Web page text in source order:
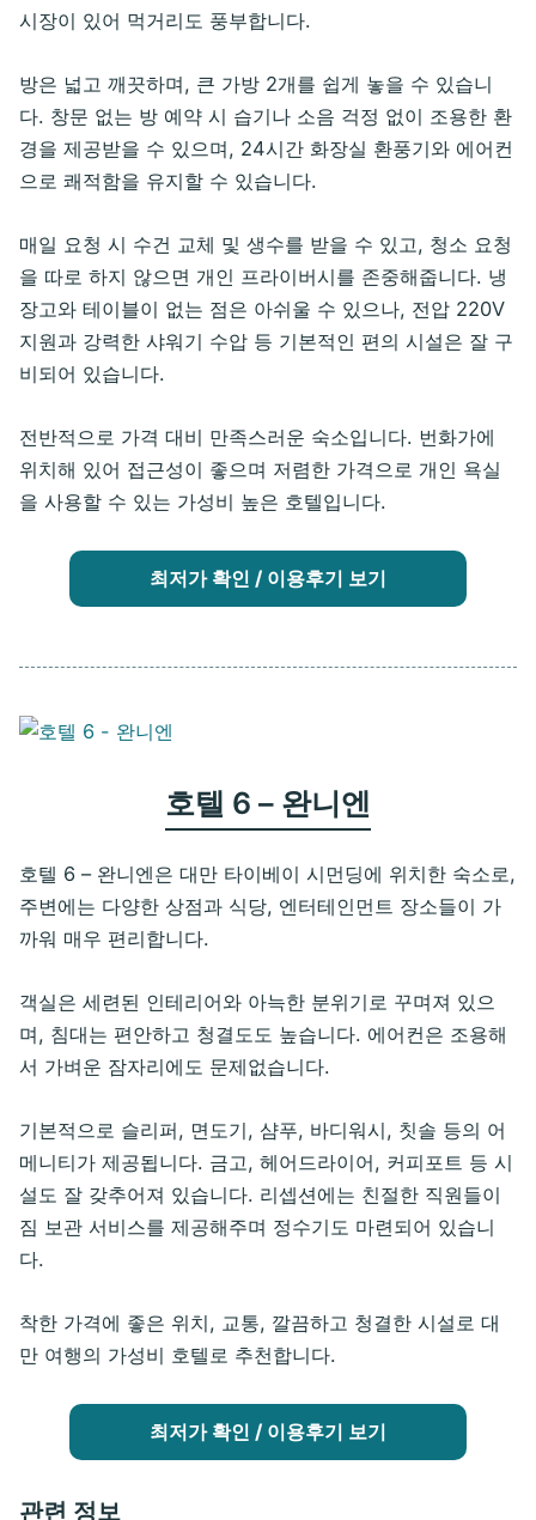
시장이 있어 먹거리도 풍부합니다.
방은 넓고 깨끗하며, 큰 가방 2개를 쉽게 놓을 수 있습니
다. 창문 없는 방 예약 시 습기나 소음 걱정 없이 조용한 환
경을 제공받을 수 있으며, 24시간 화장실 환풍기와 에어컨
으로 쾌적함을 유지할 수 있습니다.
매일 요청 시 수건 교체 및 생수를 받을 수 있고, 청소 요청
을 따로 하지 않으면 개인 프라이버시를 존중해줍니다. 냉
장고와 테이블이 없는 점은 아쉬울 수 있으나, 전압 220V
지원과 강력한 샤워기 수압 등 기본적인 편의 시설은 잘 구
비되어 있습니다.
전반적으로 가격 대비 만족스러운 숙소입니다. 번화가에
위치해 있어 접근성이 좋으며 저렴한 가격으로 개인 욕실
을 사용할 수 있는 가성비 높은 호텔입니다.
최저가 확인 / 이용후기 보기
호텔 6 – 완니엔
호텔 6 – 완니엔은 대만 타이베이 시먼딩에 위치한 숙소로,
주변에는 다양한 상점과 식당, 엔터테인먼트 장소들이 가
까워 매우 편리합니다.
객실은 세련된 인테리어와 아늑한 분위기로 꾸며져 있으
며, 침대는 편안하고 청결도도 높습니다. 에어컨은 조용해
서 가벼운 잠자리에도 문제없습니다.
기본적으로 슬리퍼, 면도기, 샴푸, 바디워시, 칫솔 등의 어
메니티가 제공됩니다. 금고, 헤어드라이어, 커피포트 등 시
설도 잘 갖추어져 있습니다. 리셉션에는 친절한 직원들이
짐 보관 서비스를 제공해주며 정수기도 마련되어 있습니
다.
착한 가격에 좋은 위치, 교통, 깔끔하고 청결한 시설로 대
만 여행의 가성비 호텔로 추천합니다.
최저가 확인 / 이용후기 보기
관련 정보